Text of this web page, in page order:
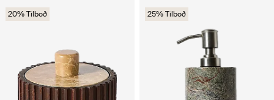
20% Tilboð 25% Tilboð